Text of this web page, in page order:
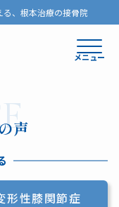
、根本治療の接骨院
メニュー
声
形性膝関節症